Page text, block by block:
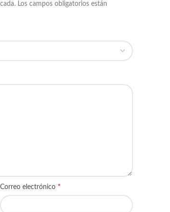
Los campos obligatorios están
Correo electrónico *